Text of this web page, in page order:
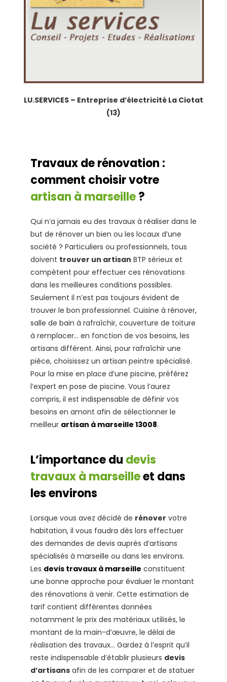
LU.SERVICES – Entreprise d’électricité La Ciotat
(13)
Travaux de rénovation :
comment choisir votre
artisan à marseille?
Qui n’a jamais eu des travaux à réaliser dans le
but de rénover un bien ou les locaux d’une
société ? Particuliers ou professionnels, tous
doivent trouver un artisan BTP sérieux et
compétent pour effectuer ces rénovations
dans les meilleures conditions possibles.
Seulement il n’est pas toujours évident de
trouver le bon professionnel. Cuisine à rénover,
salle de bain à rafraîchir, couverture de toiture
à remplacer… en fonction de vos besoins, les
artisans diffèrent. Ainsi, pour rafraîchir une
pièce, choisissez un artisan peintre spécialisé.
Pour la mise en place d’une piscine, préférez
l’expert en pose de piscine. Vous l’aurez
compris, il est indispensable de définir vos
besoins en amont afin de sélectionner le
meilleur artisan à marseille 13008.
L’importance du devis
travaux à marseilleet dans
les environs
Lorsque vous avez décidé de rénover votre
habitation, il vous faudra dès lors effectuer
des demandes de devis auprès d’artisans
spécialisés à marseille ou dans les environs.
Les devis travaux à marseille constituent
une bonne approche pour évaluer le montant
des rénovations à venir. Cette estimation de
tarif contient différentes données
notamment le prix des matériaux utilisés, le
montant de la main-d’œuvre, le délai de
réalisation des travaux… Gardez à l’esprit qu’il
reste indispensable d’établir plusieurs devis
d’artisans afin de les comparer et de statuer